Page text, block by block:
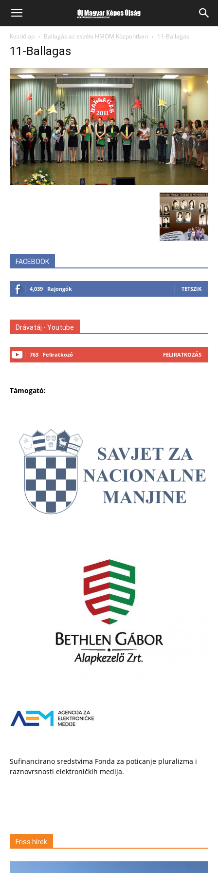
Kezdőlap Ballagás az eszéki HMOM Központban 11-Ballagas
11-Ballagas
FACEBOOK
4,039 Rajongók TETSZIK
Drávatáj - Youtube
763 Feliratkozó FELIRATKOZÁS
Támogató:
Sufinancirano sredstvima Fonda za poticanje pluralizma i
raznovrsnosti elektroničkih medija.
Friss hírek